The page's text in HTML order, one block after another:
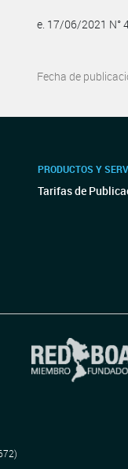
e. 17/06/2021 N°
Fecha de
PRODUCTOS Y
Tarifas de